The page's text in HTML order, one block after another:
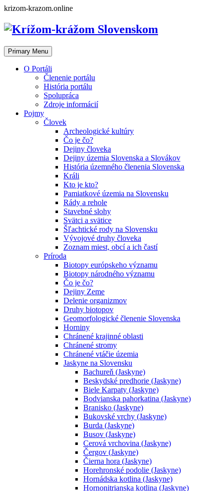
Skip
content
krizom-krazom.online
Primary Menu
O Portáli
Členenie portálu
História portálu
Spolupráca
Zdroje informácií
Pojmy
Človek
Archeologické kultúry
Čo je čo?
Dejiny človeka
Dejiny územia Slovenska a Slovákov
História územného členenia Slovenska
Králi
Kto je kto?
Pamiatkové územia na Slovensku
Rády a rehole
Stavebné slohy
Svätci a svätice
Šľachtické rody na Slovensku
Vývojové druhy človeka
Zoznam miest, obcí a ich častí
Príroda
Biotopy európskeho významu
Biotopy národného významu
Čo je čo?
Dejiny Zeme
Delenie organizmov
Druhy biotopov
Geomorfologické členenie Slovenska
Horniny
Chránené krajinné oblasti
Chránené stromy
Chránené vtáčie územia
Jaskyne na Slovensku
Bachureň (Jaskyne)
Beskydské predhorie (Jaskyne)
Biele Karpaty (Jaskyne)
Bodvianska pahorkatina (Jaskyne)
Branisko (Jaskyne)
Bukovské vrchy (Jaskyne)
Burda (Jaskyne)
Busov (Jaskyne)
Cerová vrchovina (Jaskyne)
Čergov (Jaskyne)
Čierna hora (Jaskyne)
Horehronské podolie (Jaskyne)
Hornádska kotlina (Jaskyne)
Hornonitrianska kotlina (Jaskyne)